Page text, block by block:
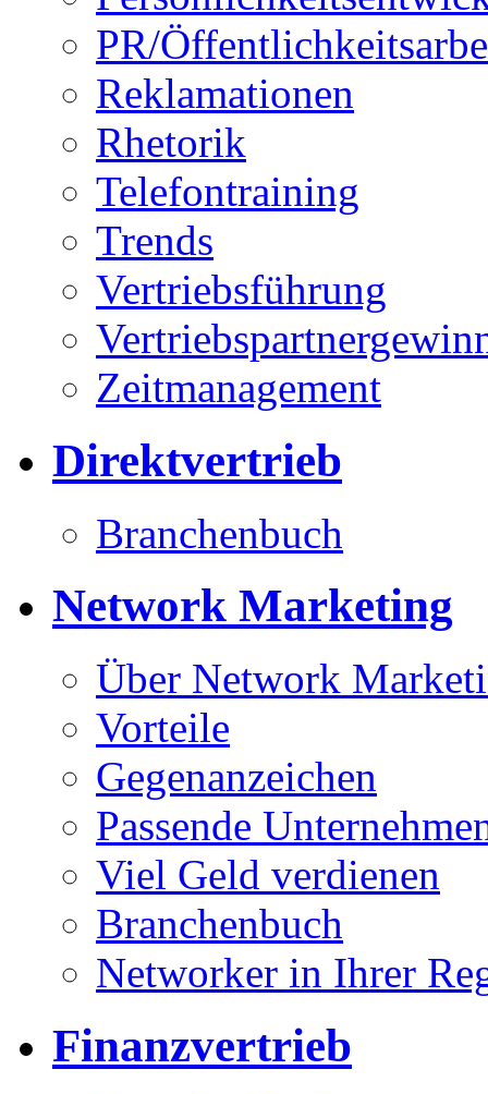
PR/
Reklamationen
Rhetorik
Telefontraining
Trends
Vertriebsführung
Zeitmanagement
Direktvertrieb
Branchenbuch
Network Marketing
Über Network
Vorteile
Gegenanzeichen
Passende
Viel Geld verdienen
Branchenbuch
Networker in Ihrer
Finanzvertrieb